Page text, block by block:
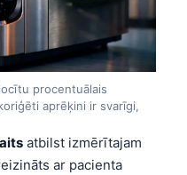
procentuālais
aprēķini ir svarīgi,
atbilst izmērītajam
ar pacienta